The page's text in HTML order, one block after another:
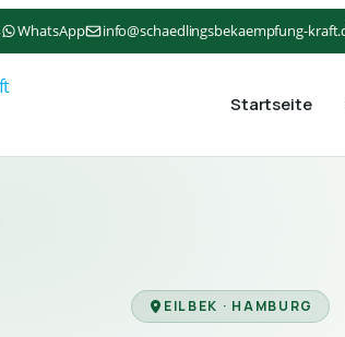
WhatsApp info@schaedlingsbekaempfung-
Startseite
EILBEK · HAMBURG